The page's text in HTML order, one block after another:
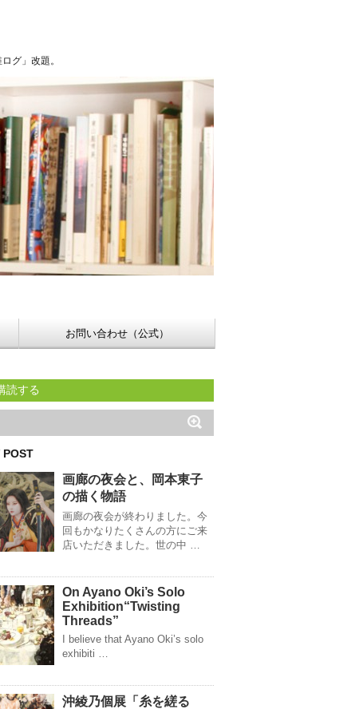
グ」改題。
お問い合わせ（公式）
読する
POST
画廊の夜会と、岡本東子
の描く物語
画廊の夜会が終わりました。今
回もかなりたくさんの方にご来
店いただきました。世の中 …
On Ayano Oki’s Solo
Exhibition“Twisting
Threads”
I believe that Ayano Oki’s solo
exhibiti …
沖綾乃個展「糸を縒る